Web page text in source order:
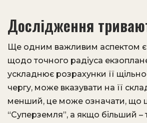
Дослідження
Ще одним важливим аспектом є
щодо точного радіуса
ускладнює розрахунки її
чергу, може вказувати на її
менший, це може означати, що
“Суперземля”, а якщо більший